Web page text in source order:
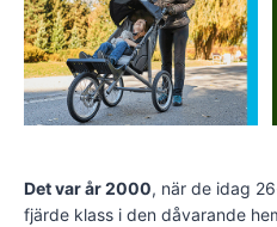
Det var år 2000, när de idag
fjärde klass i den dåvarande